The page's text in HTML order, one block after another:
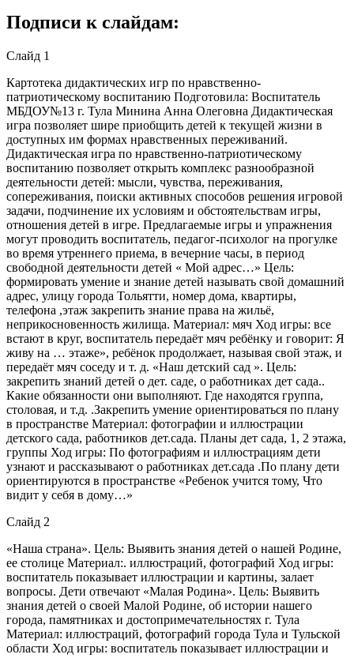
Подписи к слайдам:
Слайд 1
Картотека дидактических игр по нравственно-
патриотическому воспитанию Подготовила: Воспитатель
МБДОУ№13 г. Тула Минина Анна Олеговна Дидактическая
игра позволяет шире приобщить детей к текущей жизни в
доступных им формах нравственных переживаний.
Дидактическая игра по нравственно-патриотическому
воспитанию позволяет открыть комплекс разнообразной
деятельности детей: мысли, чувства, переживания,
сопереживания, поиски активных способов решения игровой
задачи, подчинение их условиям и обстоятельствам игры,
отношения детей в игре. Предлагаемые игры и упражнения
могут проводить воспитатель, педагог-психолог на прогулке
во время утреннего приема, в вечерние часы, в период
свободной деятельности детей « Мой адрес…» Цель:
формировать умение и знание детей называть свой домашний
адрес, улицу города Тольятти, номер дома, квартиры,
телефона ,этаж закрепить знание права на жильё,
неприкосновенность жилища. Материал: мяч Ход игры: все
встают в круг, воспитатель передаёт мяч ребёнку и говорит: Я
живу на … этаже», ребёнок продолжает, называя свой этаж, и
передаёт мяч соседу и т. д. «Наш детский сад ». Цель:
закрепить знаний детей о дет. саде, о работниках дет сада..
Какие обязанности они выполняют. Где находятся группа,
столовая, и т.д. .Закрепить умение ориентироваться по плану
в пространстве Материал: фотографии и иллюстрации
детского сада, работников дет.сада. Планы дет сада, 1, 2 этажа,
группы Ход игры: По фотографиям и иллюстрациям дети
узнают и рассказывают о работниках дет.сада .По плану дети
ориентируются в пространстве «Ребенок учится тому, Что
видит у себя в дому…»
Слайд 2
«Наша страна». Цель: Выявить знания детей о нашей Родине,
ее столице Материал:. иллюстраций, фотографий Ход игры:
воспитатель показывает иллюстрации и картины, залает
вопросы. Дети отвечают «Малая Родина». Цель: Выявить
знания детей о своей Малой Родине, об истории нашего
города, памятниках и достопримечательностях г. Тула
Материал: иллюстраций, фотографий города Тула и Тульской
области Ход игры: воспитатель показывает иллюстрации и